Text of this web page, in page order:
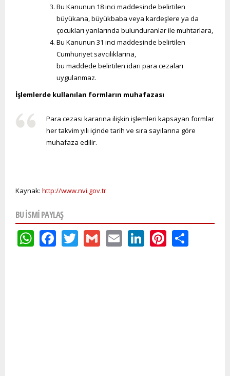
Bu Kanunun 18 inci maddesinde belirtilen
büyükana, büyükbaba veya kardeşlere ya da
çocukları yanlarında bulunduranlar ile muhtarlara,
Bu Kanunun 31 inci maddesinde belirtilen
Cumhuriyet savcılıklarına,
bu maddede belirtilen idari para cezaları
uygulanmaz.
İşlemlerde kullanılan formların muhafazası
Para cezası kararına ilişkin işlemleri kapsayan formlar
her takvim yılı içinde tarih ve sıra sayılarına göre
muhafaza edilir.
Kaynak: http://www.nvi.gov.tr
BU ISMI PAYLAŞ
WhatsApp
Facebook
Twitter
GmailEmailLinkedIn